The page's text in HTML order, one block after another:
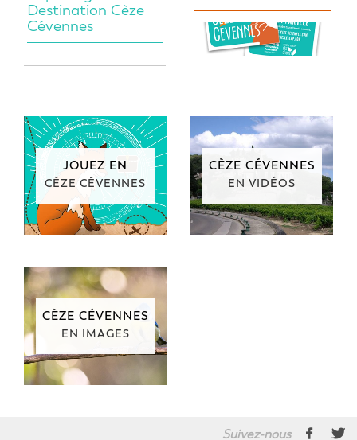
Destination Cèze
Cévennes
JOUEZ EN
CÈZE CÉVENNES
CÈZE CÉVENNES
EN VIDÉOS
CÈZE CÉVENNES
EN IMAGES
Suivez-nous